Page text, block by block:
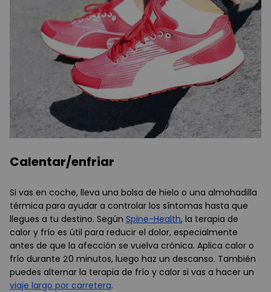
Calentar/enfriar
Si vas en coche, lleva una bolsa de hielo o una almohadilla
térmica para ayudar a controlar los síntomas hasta que
llegues a tu destino. Según Spine-Health, la terapia de
calor y frío es útil para reducir el dolor, especialmente
antes de que la afección se vuelva crónica. Aplica calor o
frío durante 20 minutos, luego haz un descanso. También
puedes alternar la terapia de frío y calor si vas a hacer un
viaje largo por carretera.